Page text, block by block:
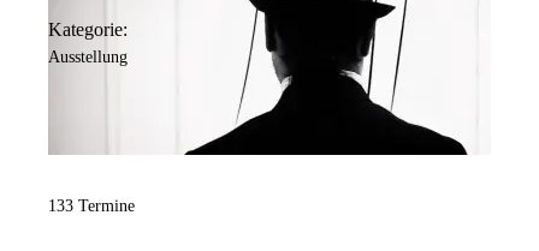
Kategorie:
Ausstellung
133 Termine